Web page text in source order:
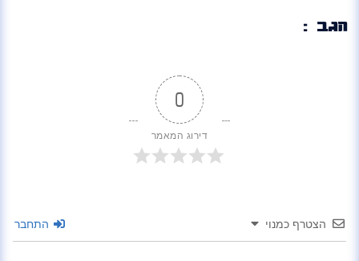
הגב :
0
דירוג המאמר
הצטרף כמנוי התחבר